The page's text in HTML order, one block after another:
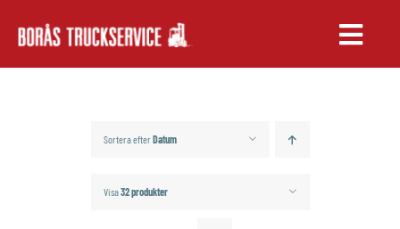
Toggle
SERVICE & RESERVDELAR
Sortera efterDatum
Visa32 produkter